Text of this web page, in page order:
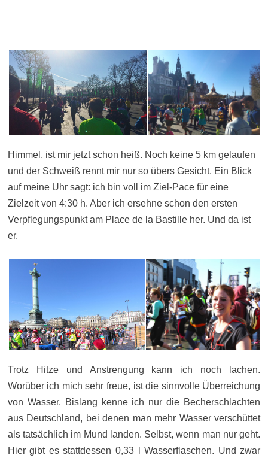
Himmel, ist mir jetzt schon heiß. Noch keine 5 km gelaufen
und der Schweiß rennt mir nur so übers Gesicht. Ein Blick
auf meine Uhr sagt: ich bin voll im Ziel-Pace für eine
Zielzeit von 4:30 h. Aber ich ersehne schon den ersten
Verpflegungspunkt am Place de la Bastille her. Und da ist
er.
Trotz Hitze und Anstrengung kann ich noch lachen.
Worüber ich mich sehr freue, ist die sinnvolle Überreichung
von Wasser. Bislang kenne ich nur die Becherschlachten
aus Deutschland, bei denen man mehr Wasser verschüttet
als tatsächlich im Mund landen. Selbst, wenn man nur geht.
Hier gibt es stattdessen 0,33 l Wasserflaschen. Und zwar